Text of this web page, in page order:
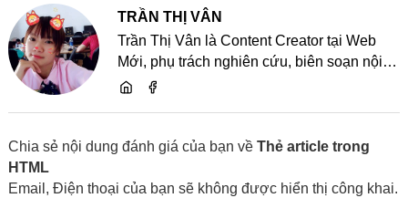
TRẦN THỊ VÂN
Trần Thị Vân là Content Creator tại Web
Mới, phụ trách nghiên cứu, biên soạn nội
dung và chia sẻ kiến thức về website, SEO,
Chia sẻ nội dung đánh giá của bạn về Thẻ article trong
HTML
Email, Điện thoại của bạn sẽ không được hiển thị công khai.